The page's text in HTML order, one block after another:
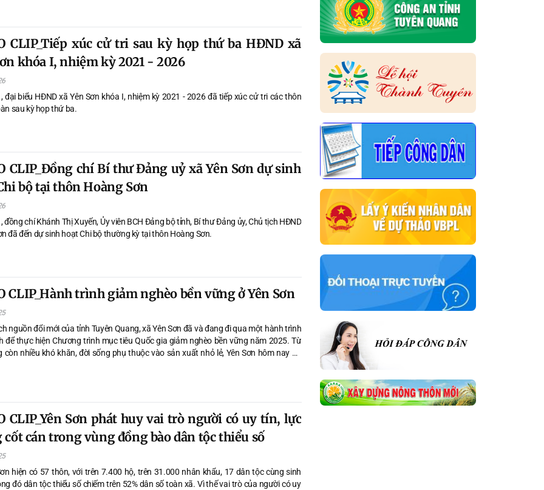
CLIP_Tiếp xúc cử tri sau kỳ họp thứ ba HĐND xã
khóa I, nhiệm kỳ 2021 - 2026
đại biểu HĐND xã Yên Sơn khóa I, nhiệm kỳ 2021 - 2026 đã tiếp xúc cử tri các thôn
sau kỳ họp thứ ba.
CLIP_Đồng chí Bí thư Đảng uỷ xã Yên Sơn dự sinh
bộ tại thôn Hoàng Sơn
đồng chí Khánh Thị Xuyến, Ủy viên BCH Đảng bộ tỉnh, Bí thư Đảng ủy, Chủ tịch HĐND
đã đến dự sinh hoạt Chi bộ thường kỳ tại thôn Hoàng Sơn.
CLIP_Hành trình giảm nghèo bền vững ở Yên Sơn
nguồn đổi mới của tỉnh Tuyên Quang, xã Yên Sơn đã và đang đi qua một hành trình
để thực hiện Chương trình mục tiêu Quốc gia giảm nghèo bền vững năm 2025. Từ
còn nhiều khó khăn, đời sống phụ thuộc vào sản xuất nhỏ lẻ, Yên Sơn hôm nay đã
CLIP_Yên Sơn phát huy vai trò người có uy tín, lực
cốt cán trong vùng đồng bào dân tộc thiểu số
hiện có 57 thôn, với trên 7.400 hộ, trên 31.000 nhân khẩu, 17 dân tộc cùng sinh
đó dân tộc thiểu số chiếm trên 52% dân số toàn xã. Vì thế vai trò của người có uy